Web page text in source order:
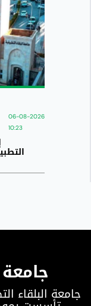
06-08-2026
10:23
جامعة
جامعة البلقاء